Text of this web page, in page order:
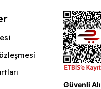
Güvenli